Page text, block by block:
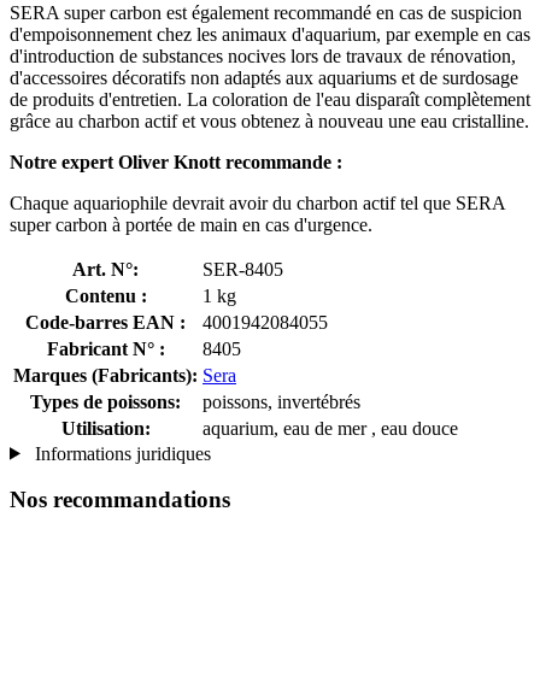
SERA super carbon est également recommandé en cas de suspicion
d'empoisonnement chez les animaux d'aquarium, par exemple en cas
d'introduction de substances nocives lors de travaux de rénovation,
d'accessoires décoratifs non adaptés aux aquariums et de surdosage
de produits d'entretien. La coloration de l'eau disparaît complètement
grâce au charbon actif et vous obtenez à nouveau une eau cristalline.
Notre expert Oliver Knott recommande :
Chaque aquariophile devrait avoir du charbon actif tel que SERA
super carbon à portée de main en cas d'urgence.
Art. N°:
SER-8405
Contenu :
1 kg
Code-barres EAN :
4001942084055
Fabricant N° :
8405
Marques (Fabricants): Sera
Types de poissons:
poissons, invertébrés
Utilisation:
aquarium, eau de mer , eau douce
Informations juridiques
Nos recommandations